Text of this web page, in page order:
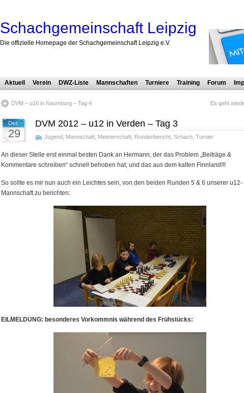
Schachgemeinschaft Leipzig
Die offizielle Homepage der Schachgemeinschaft Leipzig e.V.
Aktuell Verein DWZ-Liste Mannschaften Turniere Training Forum
DVM – u16 in Naumburg – Tag 4 Es geht
Dez.
29
DVM 2012 – u12 in Verden – Tag 3
Jugend Mannschaft Meisterschaft Rundenbericht Schach Turnier
An dieser Stelle erst einmal besten Dank an Hermann, der das Problem „Beiträge &
Kommentare schreiben“ schnell behoben hat; und das aus dem kalten Finnland!!!
So sollte es mir nun auch ein Leichtes sein, von den beiden Runden 5 & 6 unserer u12-
Mannschaft zu berichten:
EILMELDUNG: besonderes Vorkommnis während des Frühstücks: